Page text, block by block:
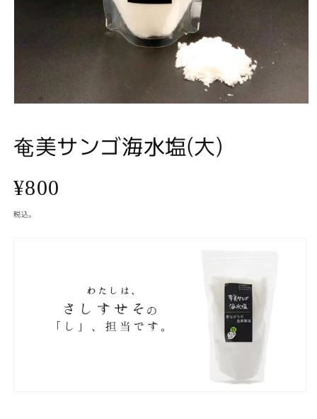
ル
デ
ィ
ア
奄美サンゴ海水塩(大)
通
常
¥800
税込。